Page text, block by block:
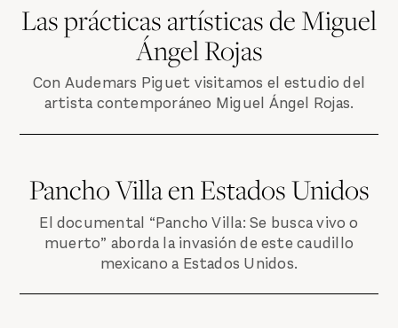
Las prácticas artísticas de Miguel
Ángel Rojas
Con Audemars Piguet visitamos el estudio del
artista contemporáneo Miguel Ángel Rojas.
Pancho Villa en Estados Unidos
El documental “Pancho Villa: Se busca vivo o
muerto” aborda la invasión de este caudillo
mexicano a Estados Unidos.